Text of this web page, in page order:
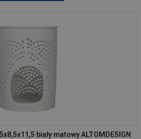
biały matowy ALTOMDESIGN